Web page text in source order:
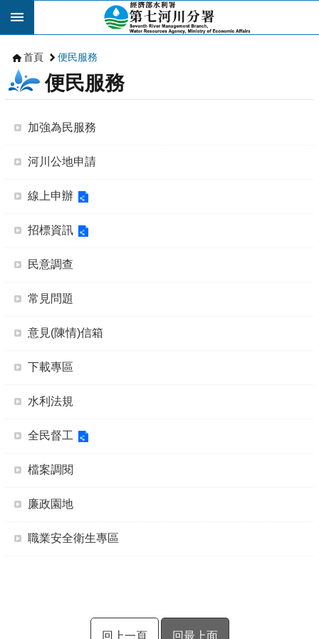
跳到主要內容區塊
首頁 便民服務
便民服務
加強為民服務
河川公地申請
線上申辦
招標資訊
民意調查
常見問題
意見(陳情)信箱
下載專區
水利法規
全民督工
檔案調閱
廉政園地
職業安全衛生專區
回上一頁 回最上面